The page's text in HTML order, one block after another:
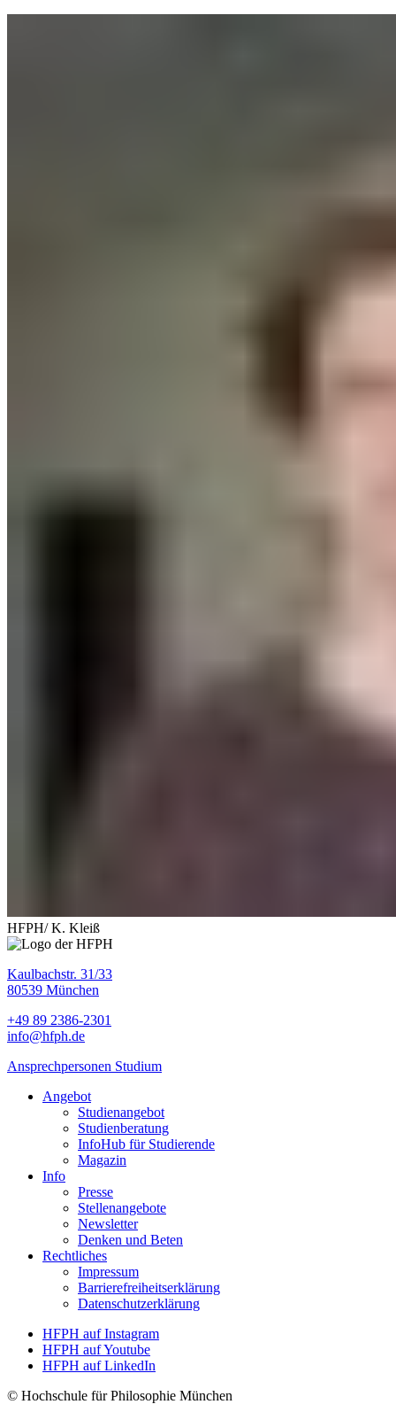
HFPH/ K. Kleiß
Kaulbachstr. 31/33
80539 München
+49 89 2386-2301
info@hfph.de
Ansprechpersonen Studium
Angebot
Studienangebot
Studien­beratung
InfoHub für Studierende
Magazin
Info
Presse
Stellenangebote
Newsletter
Denken und Beten
Rechtliches
Impressum
Barrierefreiheitserklärung
Datenschutzerklärung
HFPH auf Instagram
HFPH auf Youtube
HFPH auf LinkedIn
© Hochschule für Philosophie München